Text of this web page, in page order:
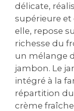
délicate‚
supérieure et
elle‚ repose
richesse du
un mélange
jambon. Le
intégré à la
répartition du
crème